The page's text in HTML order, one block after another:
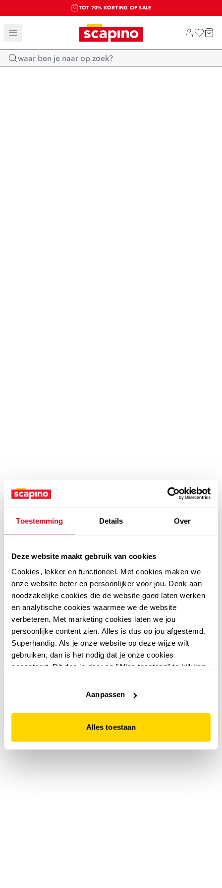
Toestemming Details Over
Deze website maakt gebruik van cookies
Cookies, lekker en functioneel. Met cookies maken we
onze website beter en persoonlijker voor jou. Denk aan
noodzakelijke cookies die de website goed laten werken
en analytische cookies waarmee we de website
verbeteren. Met marketing cookies laten we jou
persoonlijke content zien. Alles is dus op jou afgestemd.
Superhandig. Als je onze website op deze wijze wilt
gebruiken, dan is het nodig dat je onze cookies
accepteert. Dit doe je door op "Alles toestaan" te klikken.
website niet optimaal functioneert.
Aanpassen
Alles toestaan
TOT 70% KORTING OP SALE
SALE: LAATSTE KANS!
SHOP NIEUW
Home